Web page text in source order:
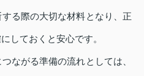
る際の大切な材料となり、正
しておくと安心です。
ながる準備の流れとしては、